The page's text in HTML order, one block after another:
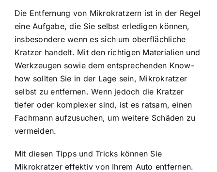
Die Entfernung von Mikrokratzern ist in der Regel
eine Aufgabe, die Sie selbst erledigen können,
insbesondere wenn es sich um oberflächliche
Kratzer handelt. Mit den richtigen Materialien und
Werkzeugen sowie dem entsprechenden Know-
how sollten Sie in der Lage sein, Mikrokratzer
selbst zu entfernen. Wenn jedoch die Kratzer
tiefer oder komplexer sind, ist es ratsam, einen
Fachmann aufzusuchen, um weitere Schäden zu
vermeiden.
Mit diesen Tipps und Tricks können Sie
Mikrokratzer effektiv von Ihrem Auto entfernen.